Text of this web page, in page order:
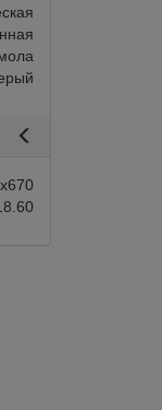
Нравится